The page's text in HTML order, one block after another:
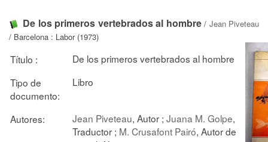
De los primeros vertebrados al hombre/ Jean Piveteau
/ Barcelona : Labor (1973)
Título :
De los primeros vertebrados al hombre
Tipo de
documento:
Libro
Autores: Jean Piveteau, Autor ; Juana M. Golpe,
Traductor ; M. Crusafont Pairó, Autor de